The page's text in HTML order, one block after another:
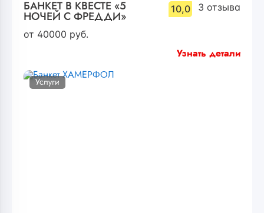
БАНКЕТ В КВЕСТЕ «5
НОЧЕЙ С ФРЕДДИ»
10,0 3 отзыва
от 40000 руб.
Узнать детали
Услуги